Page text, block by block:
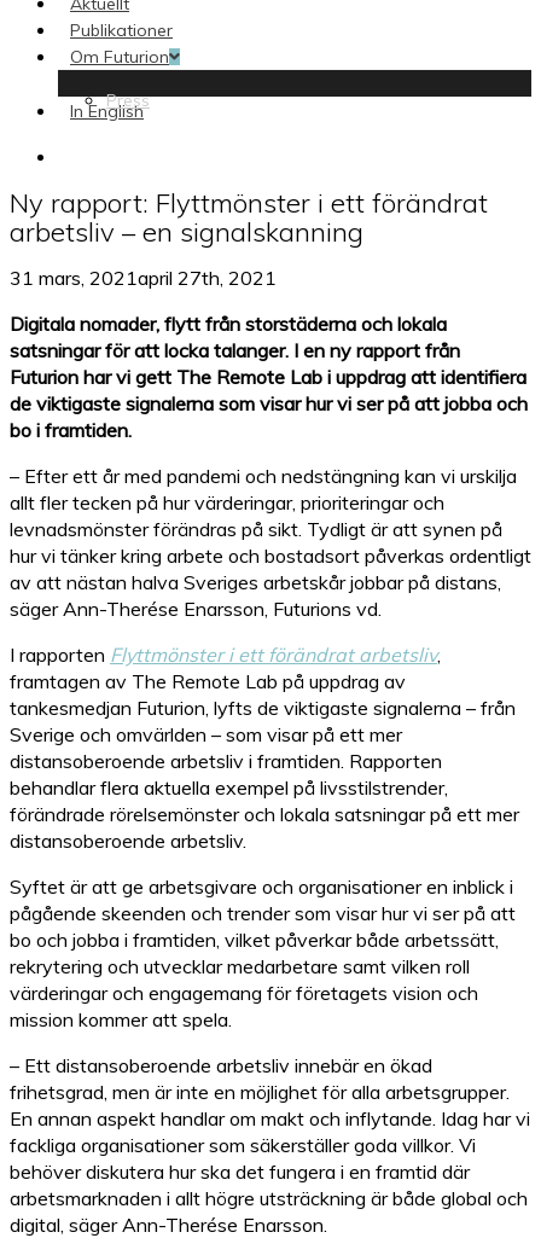
Publikationer
Om Futurion
Press
In English
Ny rapport: Flyttmönster i ett förändrat
arbetsliv – en signalskanning
31 mars, 2021april 27th, 2021
Digitala nomader, flytt från storstäderna och lokala
satsningar för att locka talanger. I en ny rapport från
Futurion har vi gett The Remote Lab i uppdrag att identifiera
de viktigaste signalerna som visar hur vi ser på att jobba och
bo i framtiden.
– Efter ett år med pandemi och nedstängning kan vi urskilja
allt fler tecken på hur värderingar, prioriteringar och
levnadsmönster förändras på sikt. Tydligt är att synen på
hur vi tänker kring arbete och bostadsort påverkas ordentligt
av att nästan halva Sveriges arbetskår jobbar på distans,
säger Ann-Therése Enarsson, Futurions vd.
I rapporten Flyttmönster i ett förändrat arbetsliv,
framtagen av The Remote Lab på uppdrag av
tankesmedjan Futurion, lyfts de viktigaste signalerna – från
Sverige och omvärlden – som visar på ett mer
distansoberoende arbetsliv i framtiden. Rapporten
behandlar flera aktuella exempel på livsstilstrender,
förändrade rörelsemönster och lokala satsningar på ett mer
distansoberoende arbetsliv.
Syftet är att ge arbetsgivare och organisationer en inblick i
pågående skeenden och trender som visar hur vi ser på att
bo och jobba i framtiden, vilket påverkar både arbetssätt,
rekrytering och utvecklar medarbetare samt vilken roll
värderingar och engagemang för företagets vision och
mission kommer att spela.
– Ett distansoberoende arbetsliv innebär en ökad
frihetsgrad, men är inte en möjlighet för alla arbetsgrupper.
En annan aspekt handlar om makt och inflytande. Idag har vi
fackliga organisationer som säkerställer goda villkor. Vi
behöver diskutera hur ska det fungera i en framtid där
arbetsmarknaden i allt högre utsträckning är både global och
digital, säger Ann-Therése Enarsson.